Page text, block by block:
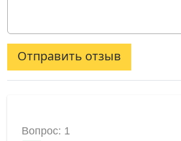
Отправить отзыв